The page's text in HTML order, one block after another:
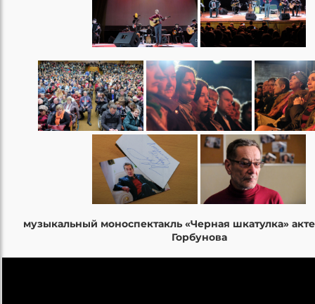
музыкальный моноспектакль «Черная шкатулка»
Горбунова